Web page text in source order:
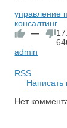
управление
консалтинг
—
admin
RSS
Написать
Нет